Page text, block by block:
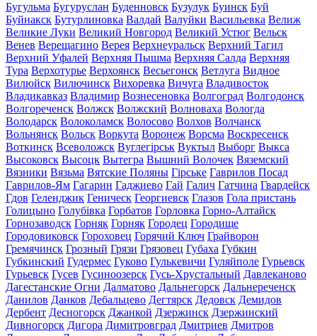
Бугульма Бугуруслан Буденновск Бузулук Буинск Буй
Буйнакск Бутурлиновка Валдай Валуйки Васильевка Велиж
Великие Луки Великий Новгород Великий Устюг Вельск
Венев Верещагино Верея Верхнеуральск Верхний Тагил
Верхний Уфалей Верхняя Пышма Верхняя Салда Верхняя
Тура Верхотурье Верхоянск Весьегонск Ветлуга Видное
Вилюйск Вилючинск Вихоревка Вичуга Владивосток
Владикавказ Владимир Вознесеновка Волгоград Волгодонск
Волгореченск Волжск Волжский Волноваха Вологда
Володарск Волоколамск Волосово Волхов Волчанск
Вольнянск Вольск Воркута Воронеж Ворсма Воскресенск
Воткинск Всеволожск Вуглегірськ Вуктыл Выборг Выкса
Высоковск Высоцк Вытегра Вышний Волочек Вяземский
Вязники Вязьма Вятские Поляны Гірське Гаврилов Посад
Гаврилов-Ям Гагарин Гаджиево Гай Галич Гатчина Гвардейск
Гдов Геленджик Геническ Георгиевск Глазов Гола пристань
Голицыно Голубівка Горбатов Горловка Горно-Алтайск
Горнозаводск Горняк Горняк Городец Городище
Городовиковск Гороховец Горячий Ключ Грайворон
Гремячинск Грозный Грязи Грязовец Губаха Губкин
Губкинский Гудермес Гуково Гулькевичи Гуляйполе Гурьевск
Гурьевск Гусев Гусиноозерск Гусь-Хрустальный Давлеканово
Дагестанские Огни Далматово Дальнегорск Дальнереченск
Данилов Данков Дебальцево Дегтярск Дедовск Демидов
Дербент Десногорск Джанкой Дзержинск Дзержинский
Дивногорск Дигора Димитровград Дмитриев Дмитров